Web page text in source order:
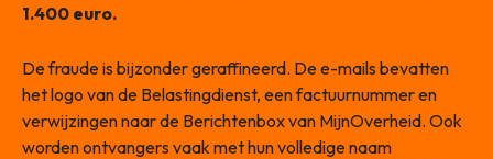
1.400 euro.
De fraude is bijzonder geraffineerd. De e-mails bevatten
het logo van de Belastingdienst, een factuurnummer en
verwijzingen naar de Berichtenbox van MijnOverheid. Ook
worden ontvangers vaak met hun volledige naam